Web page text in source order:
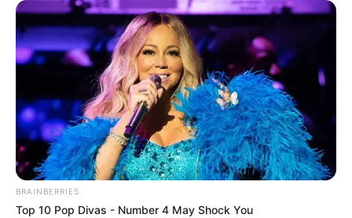
BRAINBERRIES
Top 10 Pop Divas - Number 4 May Shock You